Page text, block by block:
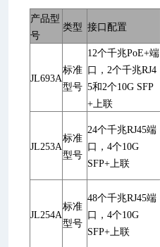
产品型
号
类型 接口配置
JL693A
标准
型号
12个千兆PoE+端
口，2个千兆RJ4
5和2个10G SFP
+上联
JL253A
标准
型号
24个千兆RJ45端
口，4个10G
SFP+上联
JL254A
标准
型号
48个千兆RJ45端
口，4个10G
SFP+上联